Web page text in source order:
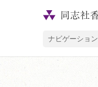
ナビゲーション